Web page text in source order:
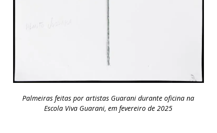
Palmeiras feitas por artistas Guarani durante oficina na
Escola Viva Guarani, em fevereiro de 2025